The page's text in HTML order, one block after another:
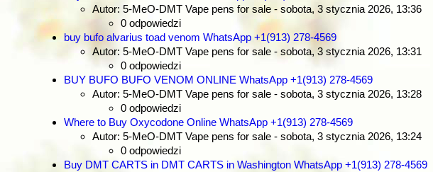
Autor: 5-MeO-DMT Vape pens for sale - sobota, 3 stycznia 2026, 13:36
0 odpowiedzi
buy bufo alvarius toad venom WhatsApp +1(913) 278-4569
Autor: 5-MeO-DMT Vape pens for sale - sobota, 3 stycznia 2026, 13:31
0 odpowiedzi
BUY BUFO BUFO VENOM ONLINE WhatsApp +1(913) 278-4569
Autor: 5-MeO-DMT Vape pens for sale - sobota, 3 stycznia 2026, 13:28
0 odpowiedzi
Where to Buy Oxycodone Online WhatsApp +1(913) 278-4569
Autor: 5-MeO-DMT Vape pens for sale - sobota, 3 stycznia 2026, 13:24
0 odpowiedzi
Buy DMT CARTS in DMT CARTS in Washington WhatsApp +1(913) 278-4569